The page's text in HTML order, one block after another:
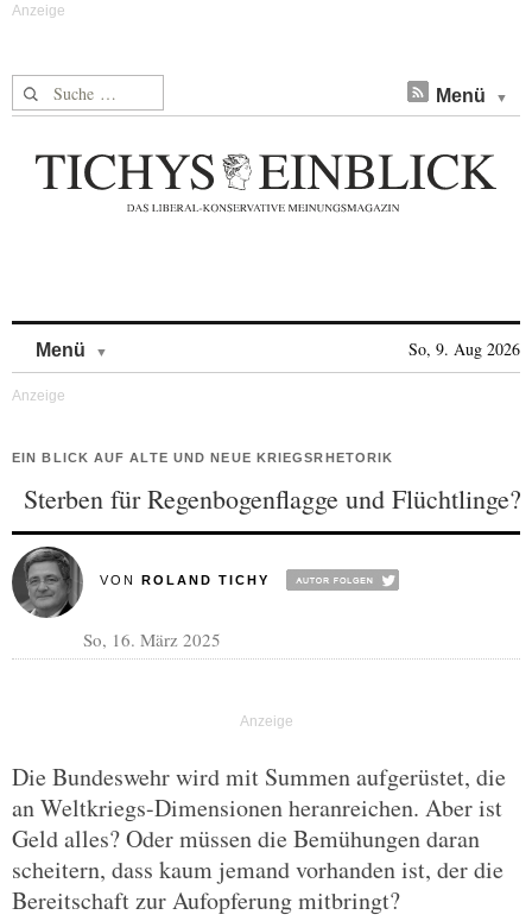
Suche nach: Menü
Menü So, 9. Aug 2026
EIN BLICK AUF ALTE UND NEUE KRIEGSRHETORIK
Sterben für Regenbogenflagge und Flüchtlinge?
VON ROLAND TICHY
So, 16. März 2025
Die Bundeswehr wird mit Summen aufgerüstet, die
an Weltkriegs-Dimensionen heranreichen. Aber ist
Geld alles? Oder müssen die Bemühungen daran
scheitern, dass kaum jemand vorhanden ist, der die
Bereitschaft zur Aufopferung mitbringt?